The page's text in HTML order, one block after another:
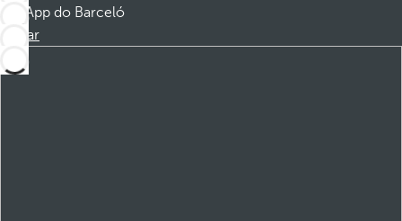
App do Barceló
Baixar